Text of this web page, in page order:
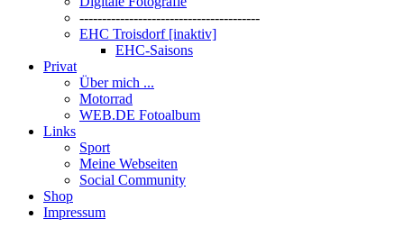
----------------------------------------
EHC Troisdorf [inaktiv]
EHC-Saisons
Privat
Über mich ...
Motorrad
WEB.DE Fotoalbum
Links
Sport
Meine Webseiten
Social Community
Shop
Impressum